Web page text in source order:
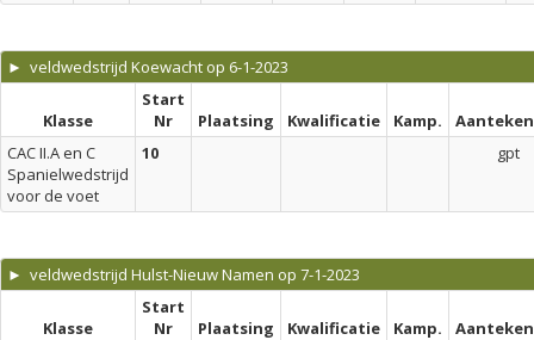
► veldwedstrijd Koewacht op 6-1-2023
Klasse
Start
Nr
Plaatsing Kwalificatie Kamp.
CAC II.A en C
Spanielwedstrijd
voor de voet
10 gpt
► veldwedstrijd Hulst-Nieuw Namen op 7-1-2023
Klasse
Start
Nr
Plaatsing Kwalificatie Kamp.